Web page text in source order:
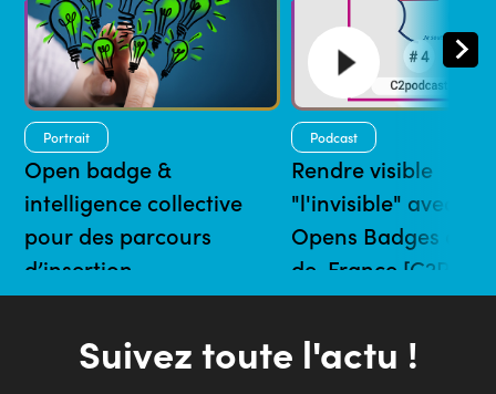
Portrait
Open badge &
intelligence collective
pour des parcours
d’insertion
24/10/2022 | 7 mins
Podcast
Rendre visible
"l'invisible" avec les
Opens Badges en
de-France [C2RP]
24/01/2022 | 28 mins
Suivez toute l'actu !